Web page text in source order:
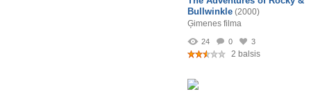
Bullwinkle (2000)
Ģimenes filma
24 0 3
2 balsis